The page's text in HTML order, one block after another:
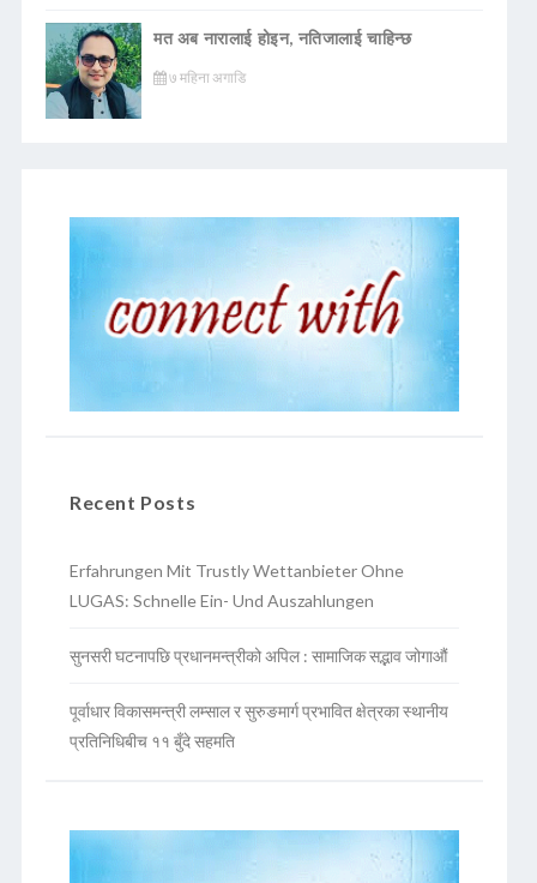
मत अब नारालाई होइन, नतिजालाई चाहिन्छ
७ महिना अगाडि
Recent Posts
Erfahrungen Mit Trustly Wettanbieter Ohne
LUGAS: Schnelle Ein- Und Auszahlungen
सुनसरी घटनापछि प्रधानमन्त्रीको अपिल : सामाजिक सद्भाव जोगाऔं
पूर्वाधार विकासमन्त्री लम्साल र सुरुङमार्ग प्रभावित क्षेत्रका स्थानीय
प्रतिनिधिबीच ११ बुँदे सहमति